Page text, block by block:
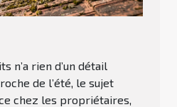
n’a rien d’un détail
de l’été, le sujet
chez les propriétaires,